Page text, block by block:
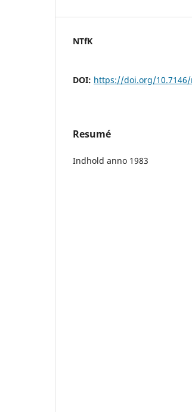
NTfK
DOI: https://doi.org/10.7146/
Resumé
Indhold anno 1983